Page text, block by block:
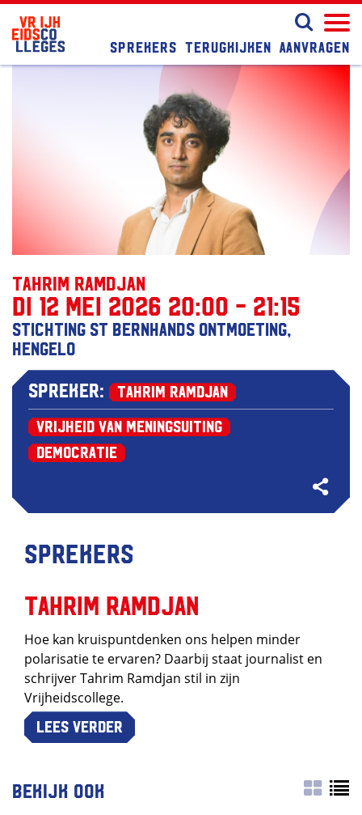
Sprekers Terugkijken Aanvragen
Tahrim Ramdjan
di 12 mei 2026 20:00 - 21:15
Stichting St Bernhands Ontmoeting,
Hengelo
Spreker: Tahrim Ramdjan
Vrijheid van Meningsuiting
Democratie
Sprekers
Tahrim Ramdjan
Hoe kan kruispuntdenken ons helpen minder
polarisatie te ervaren? Daarbij staat journalist en
schrijver Tahrim Ramdjan stil in zijn
Vrijheidscollege.
Lees verder
Bekijk ook